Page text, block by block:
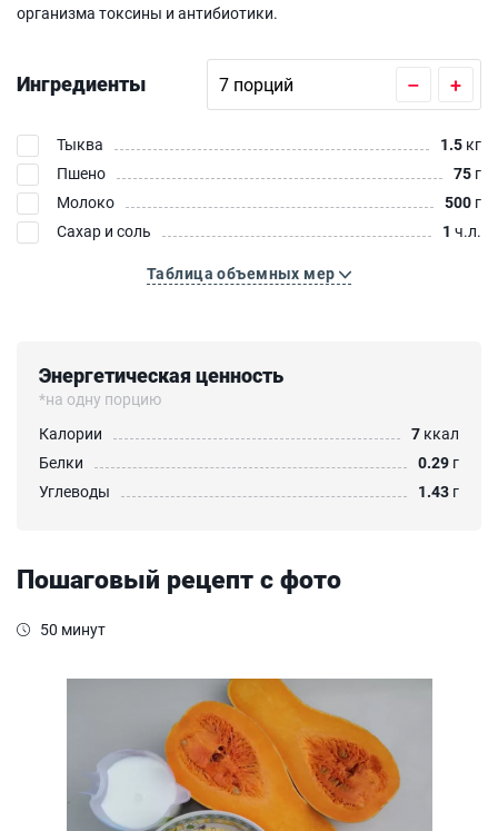
организма токсины и антибиотики.
Ингредиенты – +
Тыква 1.5 кг
Пшено
75 г
Молоко
500 г
Сахар и соль
1 ч.л.
Таблица объемных мер
Энергетическая ценность
*на одну порцию
Калории
7 ккал
Белки
0.29 г
Углеводы
1.43 г
Пошаговый рецепт с фото
50 минут